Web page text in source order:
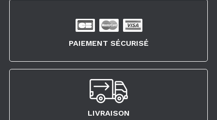
PAIEMENT SÉCURISÉ
LIVRAISON